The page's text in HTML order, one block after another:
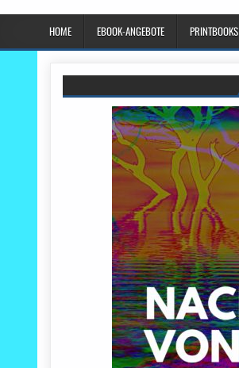
HOME EBOOK-ANGEBOTE PRINTBOOKS